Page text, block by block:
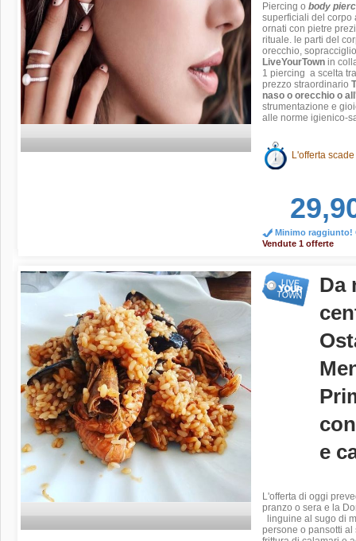
Piercing o body
superficiali del corpo
ornati con pietre
rituale. le parti del
orecchio,
LiveYourTown in
1 piercing a scelta
prezzo straordinario
naso o orecchio o
strumentazione e
alle norme igienico-
L'offerta
Minimo raggiunto!
Vendute 1 offerte
Da
e
L'offerta di oggi
pranzo o sera e la
linguine al sugo di
persone o pansotti al